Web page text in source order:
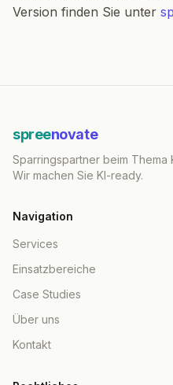
Version finden Sie unter
spreenovate
Sparringspartner beim Thema
Wir machen Sie KI-ready.
Navigation
Services
Einsatzbereiche
Case Studies
Über uns
Kontakt